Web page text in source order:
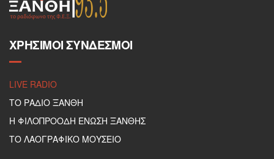
ΧΡΉΣΙΜΟΙ ΣΎΝΔΕΣΜΟΙ
LIVE RADIO
ΤΟ ΡΑΔΙΟ ΞΑΝΘΗ
Η ΦΙΛΟΠΡΟΟΔΗ ΕΝΩΣΗ ΞΑΝΘΗΣ
ΤΟ ΛΑΟΓΡΑΦΙΚΟ ΜΟΥΣΕΙΟ